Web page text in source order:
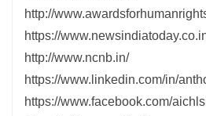
http://
https://
http://www.ncnb.in/
https://www.linkedin.com/in/
https://www.facebook.com/